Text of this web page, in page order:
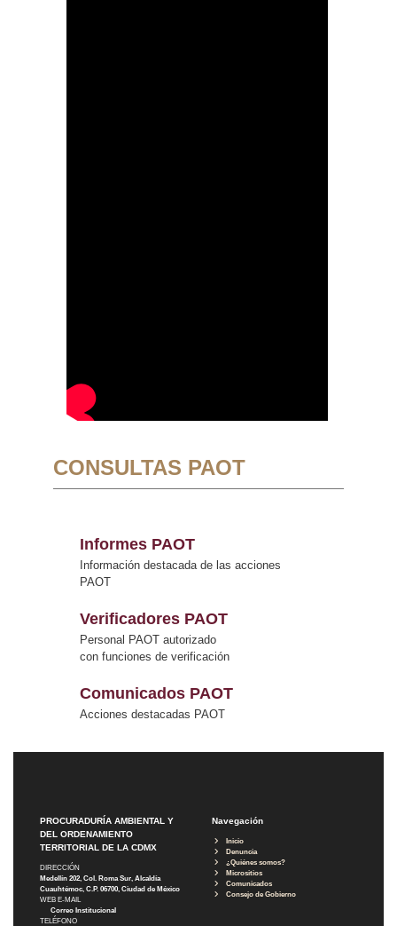
CONSULTAS PAOT
Informes PAOT
Información destacada de las acciones
PAOT
Verificadores PAOT
Personal PAOT autorizado
con funciones de verificación
Comunicados PAOT
Acciones destacadas PAOT
PROCURADURÍA AMBIENTAL Y
DEL ORDENAMIENTO
TERRITORIAL DE LA CDMX
DIRECCIÓN
Medellín 202, Col. Roma Sur, Alcaldía
Cuauhtémoc, C.P. 06700, Ciudad de México
WEB E-MAIL
Correo Institucional
TELÉFONO
Navegación
Inicio
Denuncia
¿Quiénes somos?
Micrositios
Comunicados
Consejo de Gobierno